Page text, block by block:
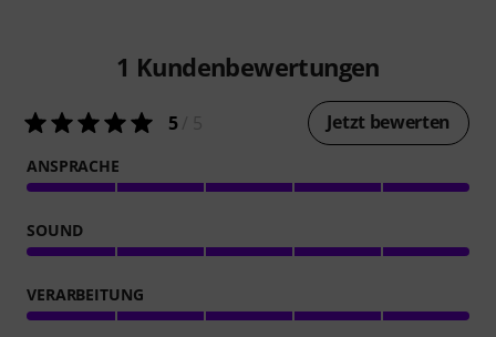
1 Kundenbewertungen
5/ 5 Jetzt bewerten
ANSPRACHE
SOUND
VERARBEITUNG